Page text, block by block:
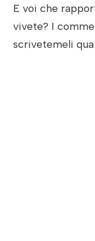
E voi che
vivete? I
scrivetemeli